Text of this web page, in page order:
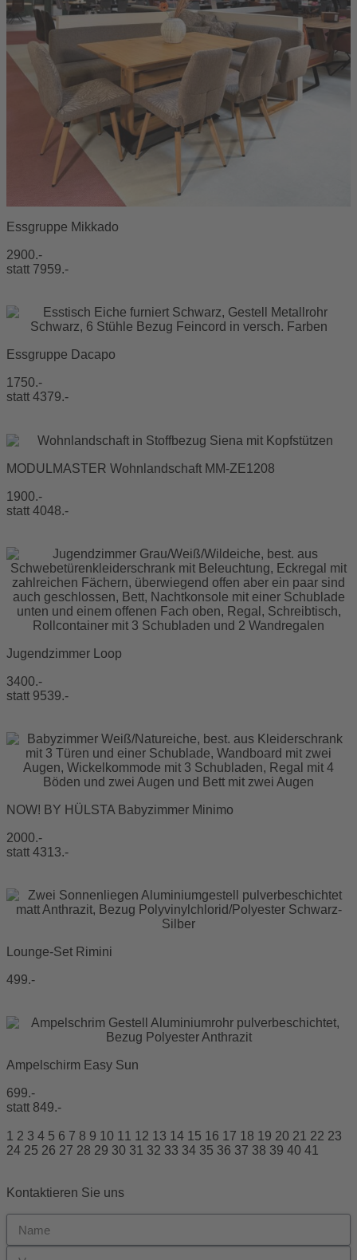
Essgruppe Mikkado
2900.-
statt 7959.-
Essgruppe Dacapo
1750.-
statt 4379.-
MODULMASTER Wohnlandschaft MM-ZE1208
1900.-
statt 4048.-
Jugendzimmer Loop
3400.-
statt 9539.-
NOW! BY HÜLSTA Babyzimmer Minimo
2000.-
statt 4313.-
Lounge-Set Rimini
499.-
Ampelschirm Easy Sun
699.-
statt 849.-
1 2 3 4 5 6 7 8 9 10 11 12 13 14 15 16 17 18 19 20 21 22 23
24 25 26 27 28 29 30 31 32 33 34 35 36 37 38 39 40 41
Kontaktieren Sie uns